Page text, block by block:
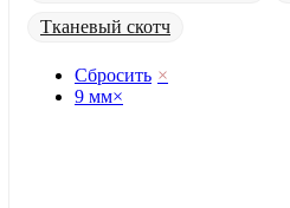
Тканевый скотч
Сбросить ×
9 мм×